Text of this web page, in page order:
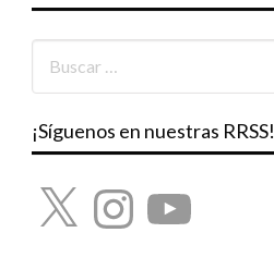
¡Síguenos en nuestras RRSS!
X InstagramYouTube